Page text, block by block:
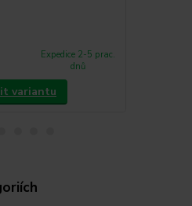
Expedice 2-5 prac.
dnů
variantu